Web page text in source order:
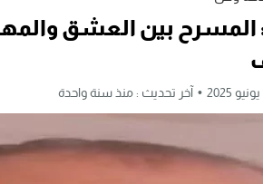
Previous
المسرح بين العشق
آخر تحديث : منذ سنة واحدة